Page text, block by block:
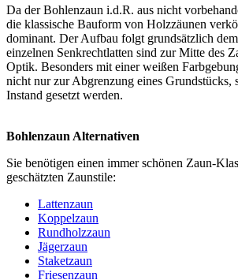
Da der Bohlenzaun i.d.R. aus nicht
die klassische Bauform von Holzzäunen
dominant. Der Aufbau folgt grundsätzlich
einzelnen Senkrechtlatten sind zur Mitte des
Optik. Besonders mit einer weißen
nicht nur zur Abgrenzung eines Grundstücks,
Instand gesetzt werden.
Bohlenzaun Alternativen
Sie benötigen einen immer schönen Zaun-
geschätzten Zaunstile:
Lattenzaun
Koppelzaun
Rundholzzaun
Jägerzaun
Staketzaun
Friesenzaun